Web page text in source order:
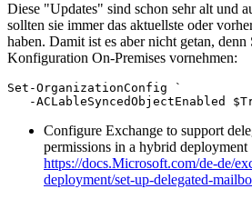
Diese "Updates" sind schon sehr alt und
sollten sie immer das aktuellste oder
haben. Damit ist es aber nicht getan, denn
Konfiguration On-Premises vornehmen:
Set-OrganizationConfig `
-ACLableSyncedObjectEnabled
Configure Exchange to support
permissions in a hybrid deployment
https://docs.Microsoft.com/de-de/
deployment/set-up-delegated-